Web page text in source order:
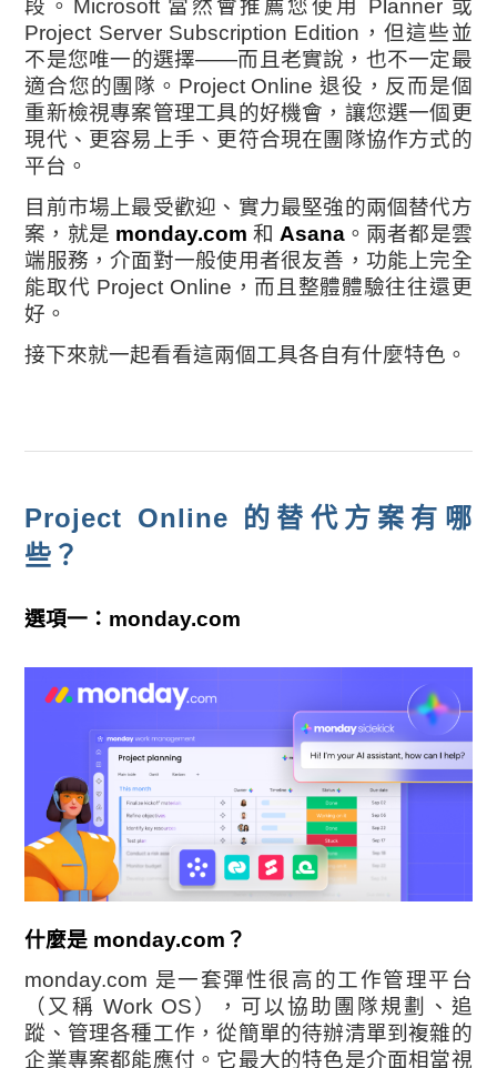
段。Microsoft 當然會推薦您使用 Planner 或
Project Server Subscription Edition，但這些並
不是您唯一的選擇——而且老實說，也不一定最
適合您的團隊。Project Online 退役，反而是個
重新檢視專案管理工具的好機會，讓您選一個更
現代、更容易上手、更符合現在團隊協作方式的
平台。
目前市場上最受歡迎、實力最堅強的兩個替代方
案，就是 monday.com 和 Asana 。兩者都是雲
端服務，介面對一般使用者很友善，功能上完全
能取代 Project Online，而且整體體驗往往還更
好。
接下來就一起看看這兩個工具各自有什麼特色。
Project Online 的替代方案有哪
些？
選項一： monday.com
什麼是 monday.com？
monday.com 是一套彈性很高的工作管理平台
（又稱 Work OS），可以協助團隊規劃、追
蹤、管理各種工作，從簡單的待辦清單到複雜的
企業專案都能應付。它最大的特色是介面相當視